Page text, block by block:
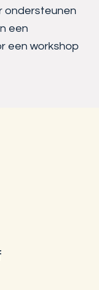
ondersteunen
een
een workshop